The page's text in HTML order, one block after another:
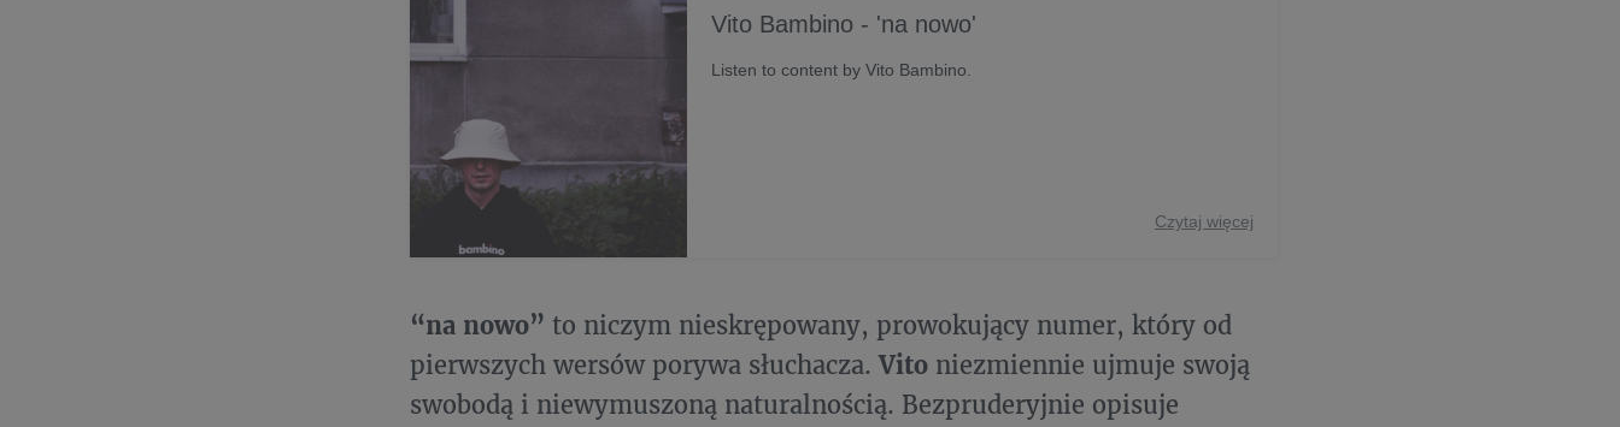
Vito Bambino - 'na nowo'
Listen to content by Vito Bambino.
Czytaj więcej
“na nowo” to niczym nieskrępowany, prowokujący numer, który od
pierwszych wersów porywa słuchacza.Vito niezmiennie ujmuje swoją
swobodą i niewymuszoną naturalnością. Bezpruderyjnie opisuje